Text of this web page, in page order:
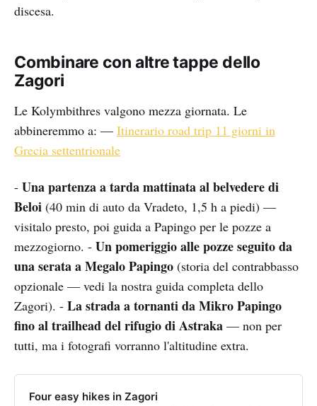
discesa.
Combinare con altre tappe dello
Zagori
Le Kolymbithres valgono mezza giornata. Le
abbineremmo a: — Itinerario road trip 11 giorni in
Grecia settentrionale
- Una partenza a tarda mattinata al belvedere di
Beloi (40 min di auto da Vradeto, 1,5 h a piedi) —
visitalo presto, poi guida a Papingo per le pozze a
mezzogiorno. - Un pomeriggio alle pozze seguito da
una serata a Megalo Papingo (storia del contrabbasso
opzionale — vedi la nostra guida completa dello
Zagori). - La strada a tornanti da Mikro Papingo
fino al trailhead del rifugio di Astraka — non per
tutti, ma i fotografi vorranno l'altitudine extra.
Four easy hikes in Zagori